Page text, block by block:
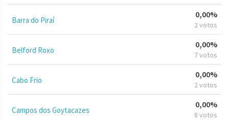
Barra do Piraí
0,00%
2 votos
Belford Roxo
0,00%
7 votos
Cabo Frio
0,00%
2 votos
Campos dos Goytacazes
0,00%
8 votos